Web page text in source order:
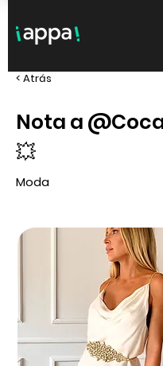
< Atrás
Nota a
💥
Moda